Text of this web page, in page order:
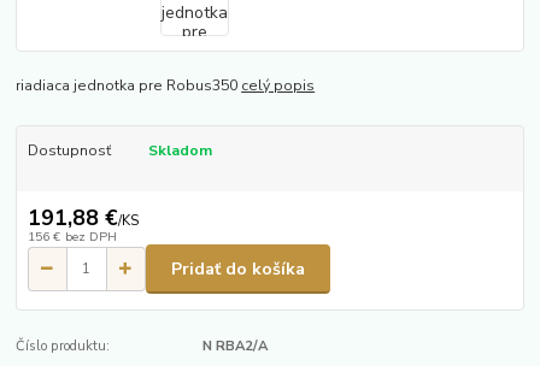
riadiaca jednotka pre Robus350 celý popis
Dostupnosť Skladom
191,88 €/KS
156 € bez DPH
Pridať do košíka
Číslo produktu: N RBA2/A